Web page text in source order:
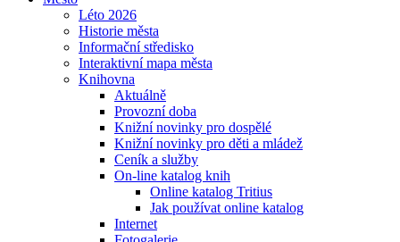
Léto 2026
Historie města
Informační středisko
Interaktivní mapa města
Knihovna
Aktuálně
Provozní doba
Knižní novinky pro dospělé
Knižní novinky pro děti a mládež
Ceník a služby
On-line katalog knih
Online katalog Tritius
Jak používat online katalog
Internet